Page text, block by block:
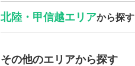
北陸・甲信越エリアから探す
その他のエリアから探す